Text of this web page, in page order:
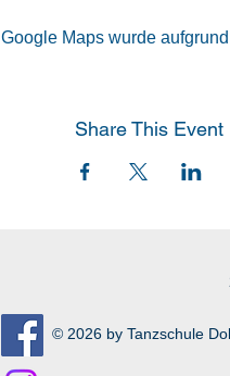
Google Maps wurde
Share This Event
© 2026 by Tanzschule